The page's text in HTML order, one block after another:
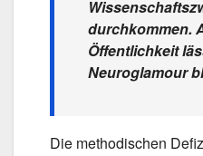
durchkommen.
Öffentlichkeit
Neuroglamour
Die methodischen